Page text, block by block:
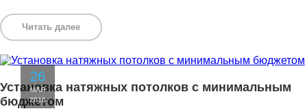
Читать далее
26
МАЯ
2016
Установка натяжных потолков с минимальным
бюджетом